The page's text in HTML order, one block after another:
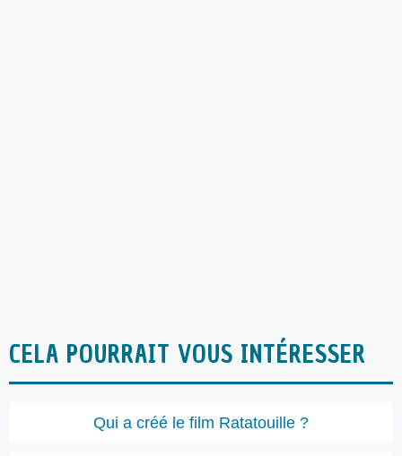
CELA POURRAIT VOUS INTÉRESSER
Qui a créé le film Ratatouille ?